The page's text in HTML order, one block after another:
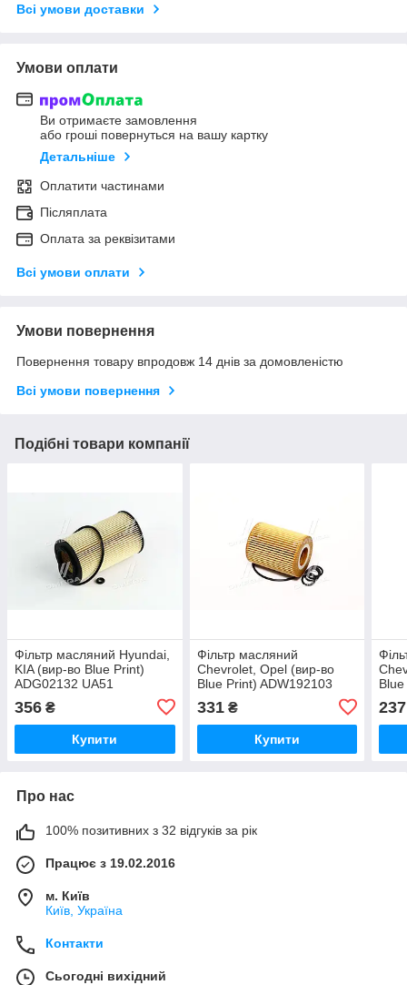
Всі умови доставки
Умови оплати
Ви отримаєте замовлення
або гроші повернуться на вашу картку
Детальніше
Оплатити частинами
Післяплата
Оплата за реквізитами
Всі умови оплати
Умови повернення
Повернення товару впродовж 14 днів за домовленістю
Всі умови повернення
Подібні товари компанії
Фільтр масляний Hyundai,
KIA (вир-во Blue Print)
ADG02132 UA51
356 ₴
Купити
Фільтр масляний
Chevrolet, Opel (вир-во
Blue Print) ADW192103
331₴
Купити
237
Про нас
100% позитивних з 32 відгуків за рік
Працює з 19.02.2016
м. Київ
Київ, Україна
Контакти
Сьогодні вихідний